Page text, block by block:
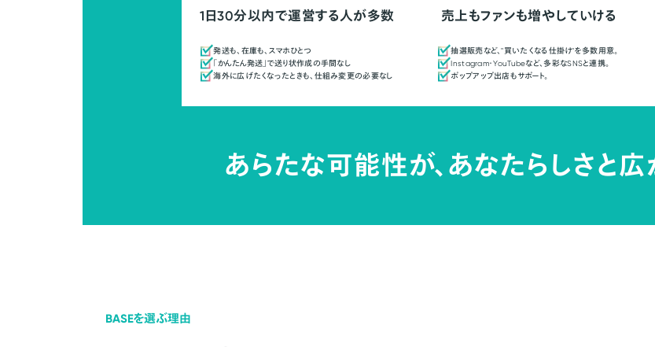
1日30分以内で運営する人が多数
発送も、在庫も、スマホひとつ
「かんたん発送」で送り状作成の手間なし
海外に広げたくなったときも、仕組み変更の必要なし
売上もファンも増やしていける
抽選販売など、"買いたくなる仕掛け"を多数用意。
Instagram・YouTubeなど、多彩なSNSと連携。
ポップアップ出店もサポート。
あらたな可能性が、あなたらしさと広
BASEを選ぶ理由